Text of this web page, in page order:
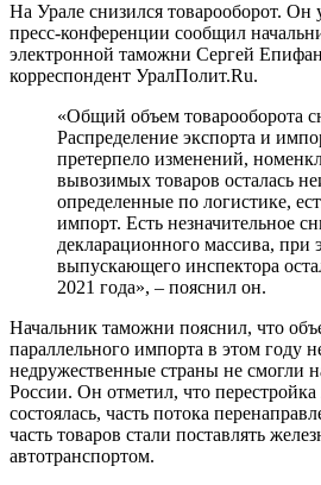
На Урале снизился товарооборот. Он
пресс-конференции сообщил
электронной таможни Сергей
корреспондент УралПолит.Ru.
«Общий объем товарооборота
Распределение экспорта и
претерпело изменений,
вывозимых товаров осталась
определенные по логистике,
импорт. Есть незначительное
декларационного массива, при
выпускающего инспектора
2021 года», – пояснил он.
Начальник таможни пояснил, что
параллельного импорта в этом году
недружественные страны не смогли
России. Он отметил, что
состоялась, часть потока
часть товаров стали поставлять
автотранспортом.